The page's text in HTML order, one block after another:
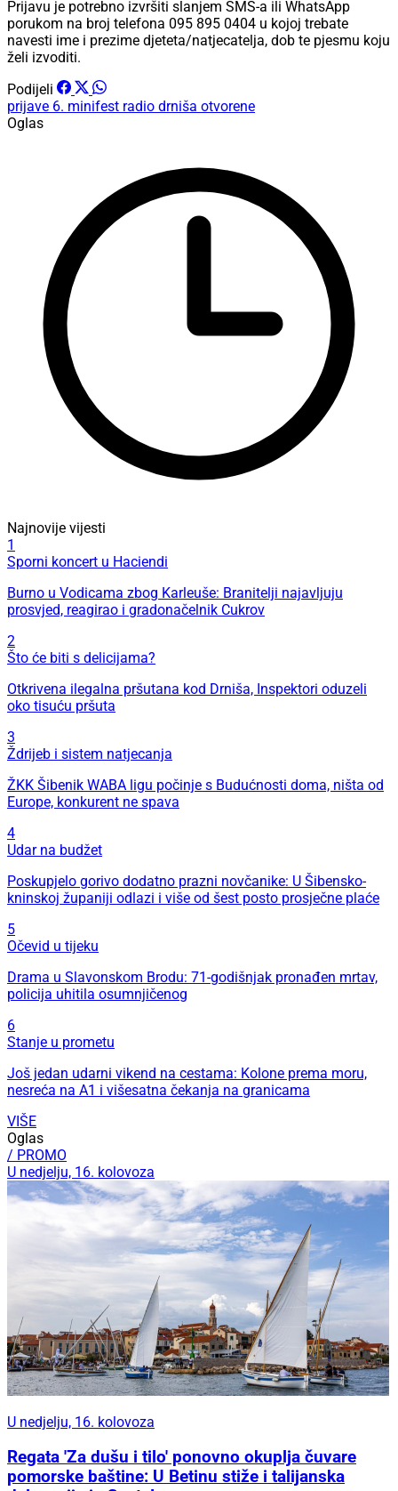
Prijavu je potrebno izvršiti slanjem SMS-a ili WhatsApp
porukom na broj telefona 095 895 0404 u kojoj trebate
navesti ime i prezime djeteta/natjecatelja, dob te pjesmu koju
želi izvoditi.
Podijeli
prijave 6. minifest radio drniša otvorene
Oglas
Najnovije vijesti
1
Sporni koncert u Haciendi
Burno u Vodicama zbog Karleuše: Branitelji najavljuju
prosvjed, reagirao i gradonačelnik Cukrov
2
Što će biti s delicijama?
Otkrivena ilegalna pršutana kod Drniša, Inspektori oduzeli
oko tisuću pršuta
3
Ždrijeb i sistem natjecanja
ŽKK Šibenik WABA ligu počinje s Budućnosti doma, ništa od
Europe, konkurent ne spava
4
Udar na budžet
Poskupjelo gorivo dodatno prazni novčanike: U Šibensko-
kninskoj županiji odlazi i više od šest posto prosječne plaće
5
Očevid u tijeku
Drama u Slavonskom Brodu: 71-godišnjak pronađen mrtav,
policija uhitila osumnjičenog
6
Stanje u prometu
Još jedan udarni vikend na cestama: Kolone prema moru,
nesreća na A1 i višesatna čekanja na granicama
VIŠE
Oglas
/ PROMO
U nedjelju, 16. kolovoza
U nedjelju, 16. kolovoza
Regata 'Za dušu i tilo' ponovno okuplja čuvare
pomorske baštine: U Betinu stiže i talijanska